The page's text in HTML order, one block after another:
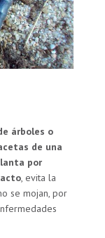
árboles o
de una
por
, evita la
se mojan, por